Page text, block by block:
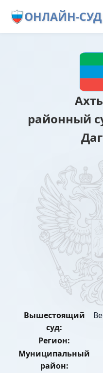
ОНЛАЙН-СУД
районный
Вышестоящий
суд:
Регион:
Муниципальный
район: